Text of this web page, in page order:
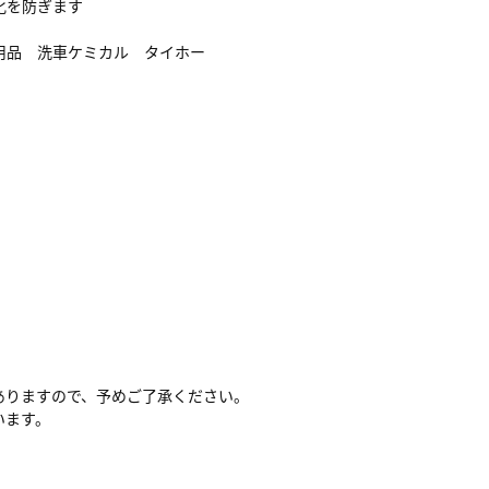
を防ぎます
品 洗車ケミカル タイホー
ますので、予めご了承ください。
す。